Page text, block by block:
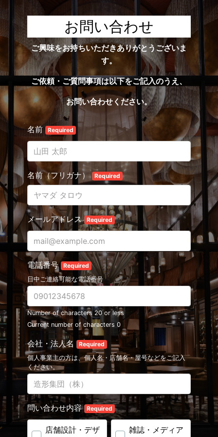
お問い合わせ
ご興味をお持ちいただきありがとうございま
す。
ご依頼・ご質問事項は以下をご記入のうえ、
お問い合わせください。
名前 Required
名前（フリガナ） Required
メールアドレス Required
電話番号 Required
日中ご連絡可能な電話番号
Number of characters 20 or less
Current number of characters 0
会社・法人名 Required
個人事業主の方は、個人名・店舗名・屋号などをご記入
ください。
問い合わせ内容 Required
店舗設計・デザ
雑誌・メディア